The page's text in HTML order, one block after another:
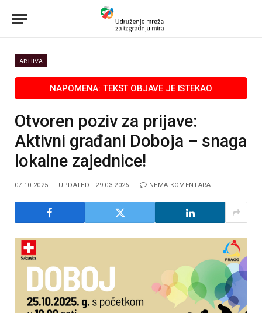
ARHIVA
Otvoren poziv za prijave:
Aktivni građani Doboja – snaga
lokalne zajednice!
07.10.2025 UPDATED: 29.03.2026 NEMA KOMENTARA